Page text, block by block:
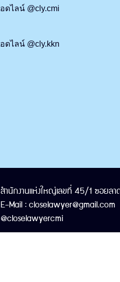
ดไลน์ @cly.cmi
ดไลน์ @cly.kkn
สำนักงานแห่งใหญ่เลขที่ 45/1 ซอยล
E-Mail :
@closelawyercmi